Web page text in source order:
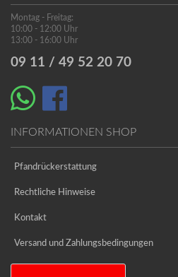
Montag - Freitag:
10:00 - 12:00 Uhr
13:00 - 16:00 Uhr
09 11 / 49 52 20 70
INFORMATIONEN SHOP
Pfandrückerstattung
Rechtliche Hinweise
Kontakt
Versand und Zahlungsbedingungen